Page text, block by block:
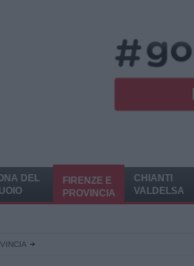
DEL
FIRENZE E
PROVINCIA
CHIANTI
VALDELSA